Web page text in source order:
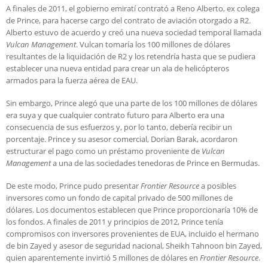
A finales de 2011, el gobierno emiratí contrató a Reno Alberto, ex colega
de Prince, para hacerse cargo del contrato de aviación otorgado a R2.
Alberto estuvo de acuerdo y creó una nueva sociedad temporal llamada
Vulcan Management. Vulcan tomaría los 100 millones de dólares
resultantes de la liquidación de R2 y los retendría hasta que se pudiera
establecer una nueva entidad para crear un ala de helicópteros
armados para la fuerza aérea de EAU.
Sin embargo, Prince alegó que una parte de los 100 millones de dólares
era suya y que cualquier contrato futuro para Alberto era una
consecuencia de sus esfuerzos y, por lo tanto, debería recibir un
porcentaje. Prince y su asesor comercial, Dorian Barak, acordaron
estructurar el pago como un préstamo proveniente de Vulcan
Managementa una de las sociedades tenedoras de Prince en Bermudas.
De este modo, Prince pudo presentarFrontier Resourcea posibles
inversores como un fondo de capital privado de 500 millones de
dólares. Los documentos establecen que Prince proporcionaría 10% de
los fondos. A finales de 2011 y principios de 2012, Prince tenía
compromisos con inversores provenientes de EUA, incluido el hermano
de bin Zayed y asesor de seguridad nacional, Sheikh Tahnoon bin Zayed,
quien aparentemente invirtió 5 millones de dólares en Frontier Resource.